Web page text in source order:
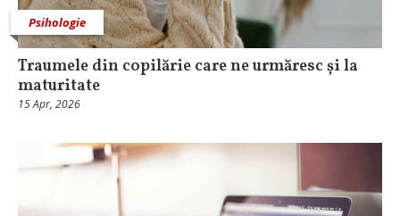
Psihologie
Traumele din copilărie care ne urmăresc și la
maturitate
15 Apr, 2026